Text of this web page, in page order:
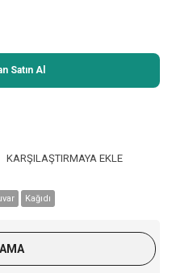
Satın Al
KARŞILAŞTIRMAYA EKLE
Kağıdı